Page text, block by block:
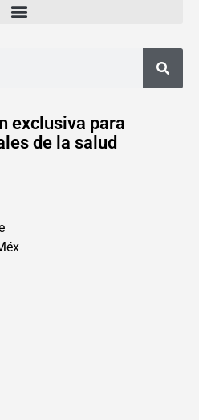
exclusiva para
de la salud